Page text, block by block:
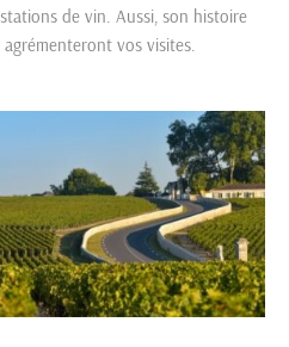
de vin. Aussi, son histoire
vos visites.